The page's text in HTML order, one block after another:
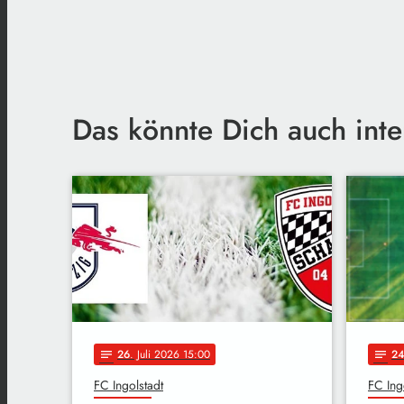
Das könnte Dich auch
notes 26. Juli 2026 15:00
FC Ingolstadt
notes 24
FC